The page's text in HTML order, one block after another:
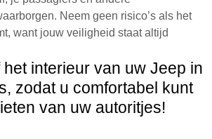
Neem geen risico’s als het
want jouw veiligheid staat altijd
interieur van uw Jeep in
zodat u comfortabel kunt
van uw autoritjes!